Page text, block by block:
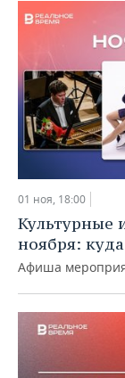
01 ноя, 18:00
Культурные
ноября:
Афиша